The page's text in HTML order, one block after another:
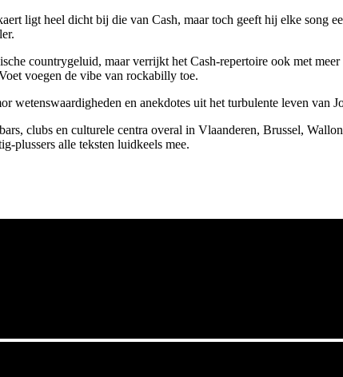
ligt heel dicht bij die van Cash, maar toch geeft hij elke song
countrygeluid, maar verrijkt het Cash-repertoire ook met
voegen de vibe van rockabilly toe.
wetenswaardigheden en anekdotes uit het turbulente leven van
clubs en culturele centra overal in Vlaanderen, Brussel,
plussers alle teksten luidkeels mee.